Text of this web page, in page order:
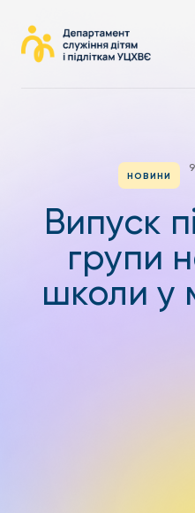
НОВИНИ
Випуск
групи
школи у